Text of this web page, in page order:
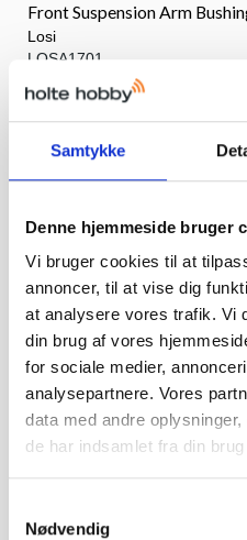
Samtykke
Denne hjemmeside bruger
Vi bruger cookies til at
annoncer, til at vise dig
at analysere vores trafik. Vi
din brug af vores
for sociale medier,
analysepartnere. Vores
data med andre
de har indsamlet fra din
Nødvendig
Front Suspension Arm
Losi
LOSA1701